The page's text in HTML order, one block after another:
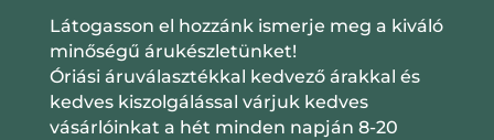
Látogasson el hozzánk ismerje meg a kiváló
minőségű árukészletünket!
Óriási áruválasztékkal kedvező árakkal és
kedves kiszolgálással várjuk kedves
vásárlóinkat a hét minden napján 8-20